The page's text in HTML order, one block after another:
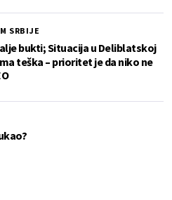
SRBIJE
bukti; Situacija u Deliblatskoj
teška – prioritet je da niko ne